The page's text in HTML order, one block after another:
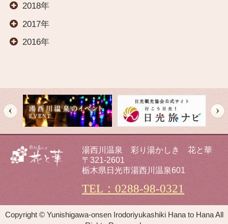
2018年
2017年
2016年
湯西川温泉 彩り湯かしき 花と華
〒321-2601
栃木県日光市湯西川温泉601
TEL：0288-98-0321
Copyright © Yunishigawa-onsen Irodoriyukashiki Hana to Hana All
交通案内
イベント
観光案内
フォトギャラリー